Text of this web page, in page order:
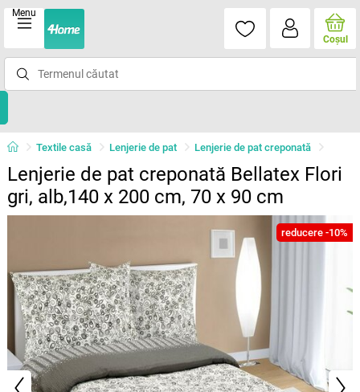
Menu
Coşul
Textile casă Lenjerie de pat Lenjerie de pat creponată
Lenjerie de pat creponată Bellatex Flori
gri, alb,140 x 200 cm, 70 x 90 cm
reducere -10%